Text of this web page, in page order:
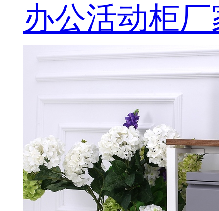
办公活动柜